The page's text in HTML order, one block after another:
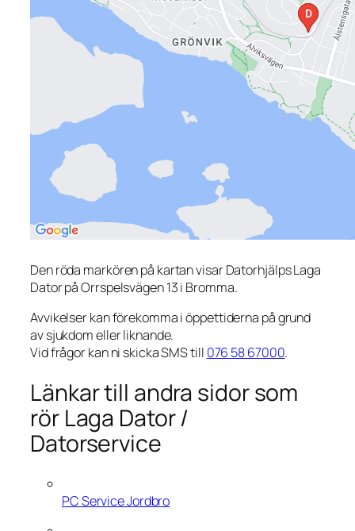
Den röda markören på kartan visar Datorhjälps Laga
Dator på Orrspelsvägen 13 i Bromma.
Avvikelser kan förekomma i öppettiderna på grund
av sjukdom eller liknande.
Vid frågor kan ni skicka SMS till 076 58 67000.
Länkar till andra sidor som
rör Laga Dator /
Datorservice
PC Service Jordbro